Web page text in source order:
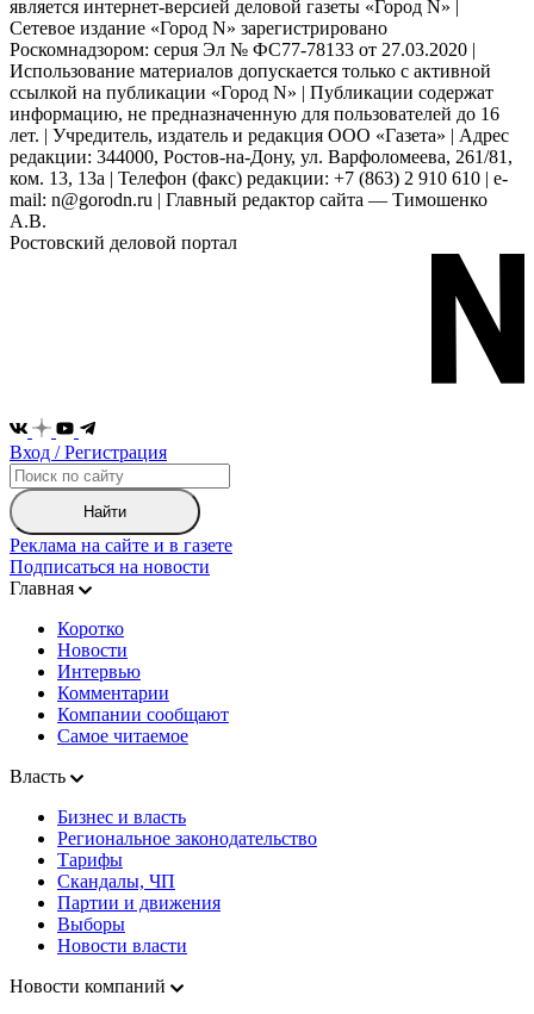
является интернет-версией деловой газеты «Город N» |
Сетевое издание «Город N» зарегистрировано
Роскомнадзором: серuя Эл № ФС77-78133 от 27.03.2020 |
Использование материалов допускается только с активной
ссылкой на публикации «Город N» | Публикации содержат
информацию, не предназначенную для пользователей до 16
лет. | Учредитель, издатель и редакция ООО «Газета» | Адрес
редакции: 344000, Ростов-на-Дону, ул. Варфоломеева, 261/81,
ком. 13, 13а | Телефон (факс) редакции: +7 (863) 2 910 610 | e-
mail: n@gorodn.ru | Главный редактор сайта — Тимошенко
А.В.
Ростовский деловой портал
Вход / Регистрация
Найти
Реклама на сайте и в газете
Подписаться на новости
Главная
Коротко
Новости
Интервью
Комментарии
Компании сообщают
Самое читаемое
Власть
Бизнес и власть
Региональное законодательство
Тарифы
Скандалы, ЧП
Партии и движения
Выборы
Новости власти
Новости компаний